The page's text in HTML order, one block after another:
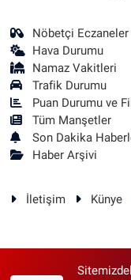
Nöbetçi Eczaneler
Hava Durumu
Namaz Vakitleri
Trafik Durumu
Puan Durumu ve
Tüm Manşetler
Son Dakika
Haber Arşivi
İletişim Künye